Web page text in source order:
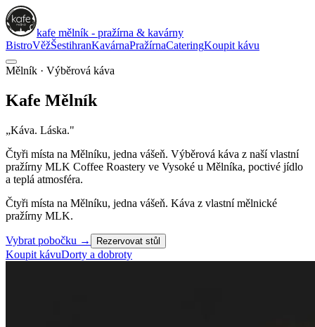
kafe mělník - pražírna & kavárny
BistroVěžŠestihranKavárnaPražírnaCateringKoupit kávu
Mělník · Výběrová káva
Kafe Mělník
„Káva. Láska."
Čtyři místa na Mělníku, jedna vášeň. Výběrová káva z naší vlastní
pražírny MLK Coffee Roastery ve Vysoké u Mělníka, poctivé jídlo
a teplá atmosféra.
Čtyři místa na Mělníku, jedna vášeň. Káva z vlastní mělnické
pražírny MLK.
Vybrat pobočku → Rezervovat stůl
Koupit kávuDorty a dobroty